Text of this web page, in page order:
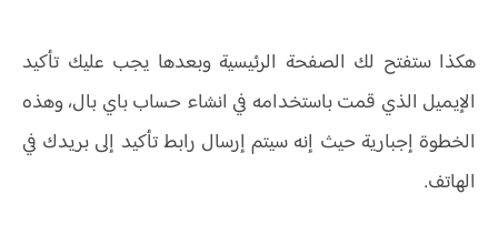
هكذا ستفتح لك الصفحة الرئيسية وبعدها يجب عليك تأكيد
الإيميل الذي قمت باستخدامه في انشاء حساب باي بال، وهذه
الخطوة إجبارية حيث إنه سيتم إرسال رابط تأكيد إلى بريدك في
الهاتف.